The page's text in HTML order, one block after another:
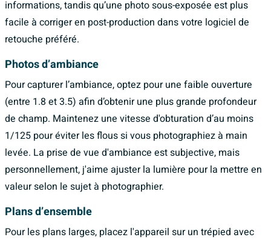
informations, tandis qu’une photo sous-exposée est plus
facile à corriger en post-production dans votre logiciel de
retouche préféré.
Photos d’ambiance
Pour capturer l’ambiance, optez pour une faible ouverture
(entre 1.8 et 3.5) afin d’obtenir une plus grande profondeur
de champ. Maintenez une vitesse d'obturation d’au moins
1/125 pour éviter les flous si vous photographiez à main
levée. La prise de vue d'ambiance est subjective, mais
personnellement, j'aime ajuster la lumière pour la mettre en
valeur selon le sujet à photographier.
Plans d’ensemble
Pour les plans larges, placez l'appareil sur un trépied avec